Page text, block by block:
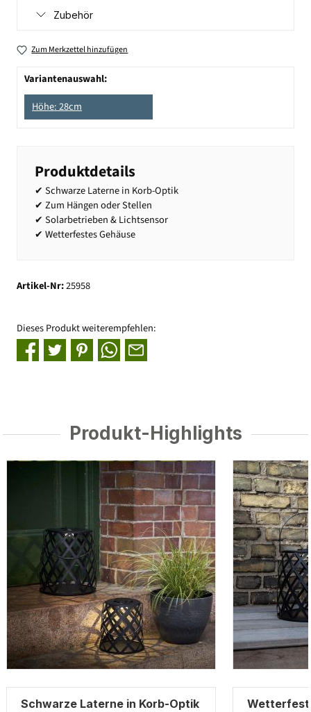
Zubehör
Zum Merkzettel hinzufügen
Variantenauswahl:
Höhe: 28cm
Produktdetails
✔ Schwarze Laterne in Korb-Optik
✔ Zum Hängen oder Stellen
✔ Solarbetrieben & Lichtsensor
✔ Wetterfestes Gehäuse
Artikel-Nr:25958
Dieses Produkt weiterempfehlen:
Produkt-Highlights
Schwarze Laterne in Korb-Optik